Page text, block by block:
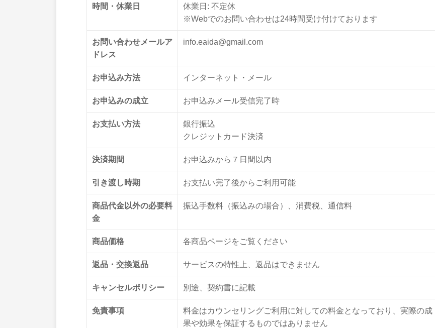
時間・休業日
休業日: 不定休
※Webでのお問い合わせは24時間受け付けております
お問い合わせメールア
ドレス
info.eaida@gmail.com
お申込み方法 インターネット・メール
お申込みの成立 お申込みメール受信完了時
お支払い方法
銀行振込
クレジットカード決済
決済期間 お申込みから７日間以内
引き渡し時期 お支払い完了後からご利用可能
商品代金以外の必要料
金
振込手数料（振込みの場合）、消費税、通信料
商品価格 各商品ページをご覧ください
返品・交換返品 サービスの特性上、返品はできません
キャンセルポリシー 別途、契約書に記載
免責事項
料金はカウンセリングご利用に対しての料金となっており、実際の成
果や効果を保証するものではありません